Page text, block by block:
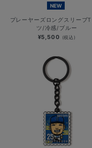
NEW
プレーヤーズロングスリーブT
ツ/冷感/ブルー
¥5,500 (税込)